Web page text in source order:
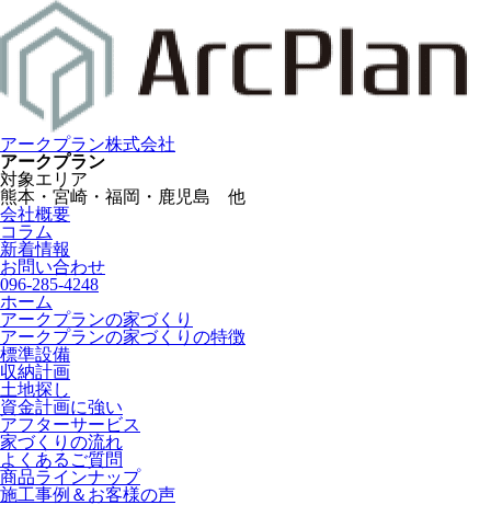
アークプラン株式会社
アークプラン
対象エリア
熊本・宮崎・福岡・鹿児島 他
会社概要
コラム
新着情報
お問い合わせ
096-285-4248
ホーム
アークプランの家づくり
アークプランの家づくりの特徴
標準設備
収納計画
土地探し
資金計画に強い
アフターサービス
家づくりの流れ
よくあるご質問
商品ラインナップ
施工事例＆お客様の声